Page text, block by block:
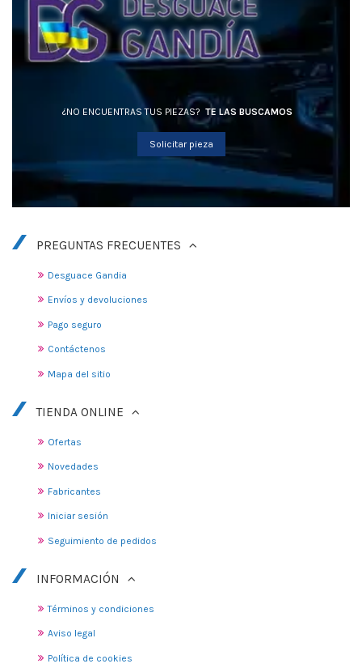
¿NO ENCUENTRAS TUS PIEZAS? TE LAS BUSCAMOS
Solicitar pieza
PREGUNTAS FRECUENTES
Desguace Gandia
Envíos y devoluciones
Pago seguro
Contáctenos
Mapa del sitio
TIENDA ONLINE
Ofertas
Novedades
Fabricantes
Iniciar sesión
Seguimiento de pedidos
INFORMACIÓN
Términos y condiciones
Aviso legal
Política de cookies